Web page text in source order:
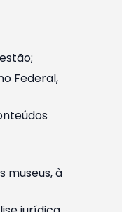
Federal,
museus, à